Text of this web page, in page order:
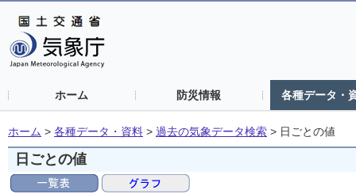
ホーム 防災情報 各種データ・
ホーム > 各種データ・資料 > 過去の気象データ検索 > 日ごとの値
日ごとの値